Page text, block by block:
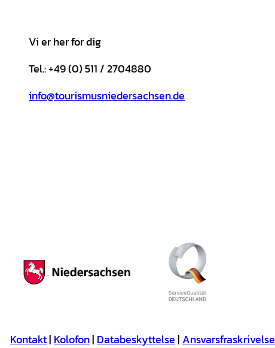
Vi er her for dig
Tel.: +49 (0) 511 / 2704880
info@tourismusniedersachsen.de
Kontakt Kolofon Databeskyttelse Ansvarsfraskrivelse